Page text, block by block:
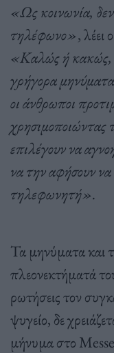
«Ως κοινωνία,
τηλέφωνο»,
«Καλώς ή κακώς,
γρήγορα
οι άνθρωποι
χρησιμοποιώντας
επιλέγουν να
να την αφήσουν
τηλεφωνητή».
Τα μηνύματα και
πλεονεκτήματά
ρωτήσεις τον
ψυγείο, δε
μήνυμα στο